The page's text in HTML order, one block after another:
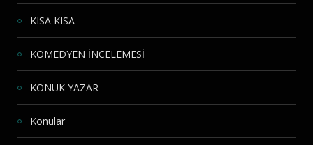
KISA KISA
KOMEDYEN İNCELEMESİ
KONUK YAZAR
Konular